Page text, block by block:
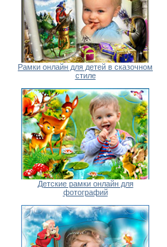
Рамки онлайн для детей в сказочном
стиле
Детские рамки онлайн для
фотографий